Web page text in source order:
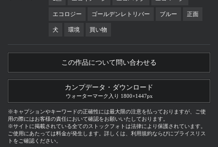
エコロジー ゴールデンレトリバー ブルー 正面
犬 環境 買い物
この作品について問い合わせる
カンプデータ・ダウンロード
ウォーターマーク入り 1800×1447px
※キャプションやキーワードの正確性には最大限の注意を払っておりますが、ご使
用の際にはお客様の責任において確認をお願いいたしております。
※サイトに掲載されている全てのストックフォトは法律により保護されています。
ご使用にあたっては料金が発生します。詳しくは、利用規約ならびにプライスリス
トをご確認ください。